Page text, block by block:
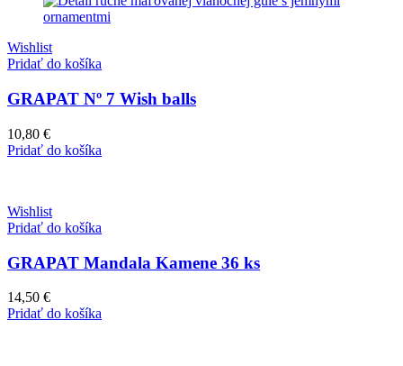
Wishlist
Pridať do košíka
GRAPAT Nº 7 Wish balls
10,80 €
Pridať do košíka
Wishlist
Pridať do košíka
GRAPAT Mandala Kamene 36 ks
14,50 €
Pridať do košíka